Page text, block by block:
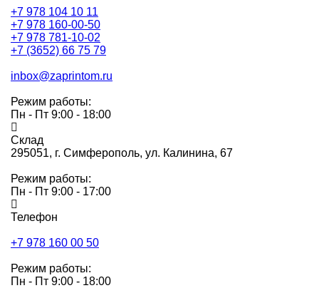
+7 978 104 10 11
+7 978 160-00-50
+7 978 781-10-02
+7 (3652) 66 75 79
inbox@zaprintom.ru
Режим работы:
Пн - Пт 9:00 - 18:00
Склад
295051, г. Симферополь, ул. Калинина, 67
Режим работы:
Пн - Пт 9:00 - 17:00
Телефон
+7 978 160 00 50
Режим работы:
Пн - Пт 9:00 - 18:00